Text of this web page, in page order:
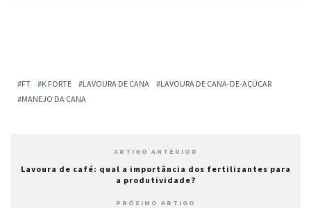
FT K FORTE LAVOURA DE CANA
LAVOURA DE CANA-DE-AÇÚCAR
MANEJO DA CANA
ARTIGO ANTERIOR
Lavoura de café: qual a importância dos fertilizantes para
a produtividade?
PRÓXIMO ARTIGO